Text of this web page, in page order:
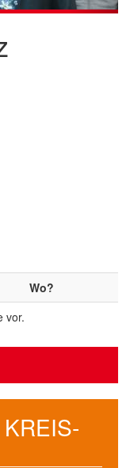
Wo?
vor.
KREIS­